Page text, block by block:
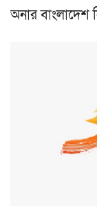
অনার বাংলাদেশ